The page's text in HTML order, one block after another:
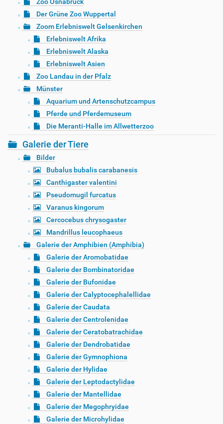
Zoo Osnabrück
Der Grüne Zoo Wuppertal
Zoom Erlebniswelt Gelsenkirchen
Erlebniswelt Afrika
Erlebniswelt Alaska
Erlebniswelt Asien
Zoo Landau in der Pfalz
Münster
Aquarium und Artenschutzcampus
Pferde und Pferdemuseum
Die Meranti-Halle im Allwetterzoo
Galerie der Tiere
Bilder
Bubalus bubalis carabanesis
Canthigaster valentini
Pseudomugil furcatus
Varanus kingorum
Cercocebus chrysogaster
Mandrillus leucophaeus
Galerie der Amphibien (Amphibia)
Galerie der Aromobatidae
Galerie der Bombinatoridae
Galerie der Bufonidae
Galerie der Calyptocephalellidae
Galerie der Caudata
Galerie der Centrolenidae
Galerie der Ceratobatrachidae
Galerie der Dendrobatidae
Galerie der Gymnophiona
Galerie der Hylidae
Galerie der Leptodactylidae
Galerie der Mantellidae
Galerie der Megophryidae
Galerie der Microhylidae